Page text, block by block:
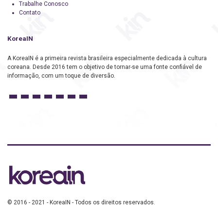
Trabalhe Conosco
Contato
KoreaIN
A KoreaIN é a primeira revista brasileira especialmente dedicada à cultura
coreana. Desde 2016 tem o objetivo de tornar-se uma fonte confiável de
informação, com um toque de diversão.
© 2016 - 2021 - KoreaIN - Todos os direitos reservados.